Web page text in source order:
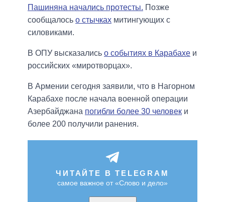
Пашиняна начались протесты. Позже
сообщалось о стычках митингующих с
силовиками.
В ОПУ высказались о событиях в Карабахе и
российских «миротворцах».
В Армении сегодня заявили, что в Нагорном
Карабахе после начала военной операции
Азербайджана погибли более 30 человек и
более 200 получили ранения.
ЧИТАЙТЕ В TELEGRAM
самое важное от «Слово и дело»